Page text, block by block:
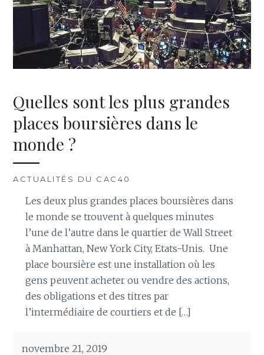
Quelles sont les plus grandes
places boursières dans le
monde ?
ACTUALITÉS DU CAC40
Les deux plus grandes places boursières dans
le monde se trouvent à quelques minutes
l’une de l’autre dans le quartier de Wall Street
à Manhattan, New York City, Etats-Unis. Une
place boursière est une installation où les
gens peuvent acheter ou vendre des actions,
des obligations et des titres par
l’intermédiaire de courtiers et de […]
novembre 21, 2019